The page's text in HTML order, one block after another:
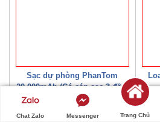
Sạc dự phòng PhanTom
20.000mAh (Có cáp sạc 3 đầu)
300,000 đ
Chat Zalo Messenger Trang Chủ